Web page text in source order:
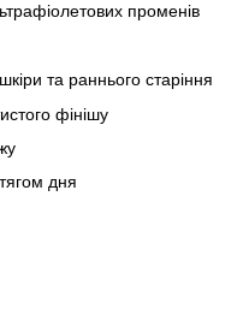
променів
та раннього старіння
фінішу
дня